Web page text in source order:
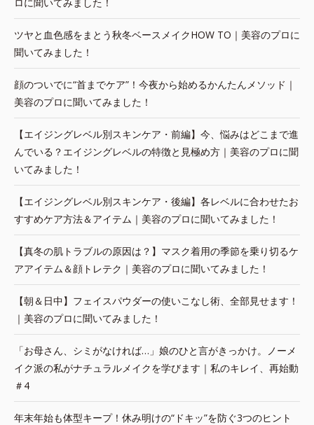
ツヤと血色感をまとう秋冬ベースメイクHOW TO｜美容のプロに
聞いてみました！
顔のついでに“首までケア”！今夜から始めるかんたんメソッド｜
美容のプロに聞いてみました！
【エイジングレベル別スキンケア・前編】今、悩みはどこまで進
んでいる？エイジングレベルの特徴と見極め方｜美容のプロに聞
いてみました！
【エイジングレベル別スキンケア・後編】各レベルに合わせたお
すすめケア方法＆アイテム｜美容のプロに聞いてみました！
【真冬の肌トラブルの原因は？】マスク着用の季節を乗り切るケ
アアイテム＆顔トレテク｜美容のプロに聞いてみました！
【朝＆日中】フェイスパウダーの使いこなし術、全部見せます！
｜美容のプロに聞いてみました！
「お母さん、シミがなければ…」娘のひと言がきっかけ。ノーメ
イク派の私がナチュラルメイクを学びます｜私のキレイ、再始動
＃4
年末年始も体型キープ！休み明けの“ドキッ”を防ぐ3つのヒント